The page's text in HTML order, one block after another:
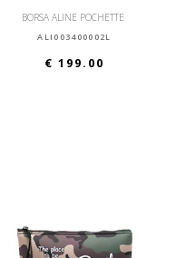
BORSA ALINE POCHETTE
ALI003400002L
€ 199.00